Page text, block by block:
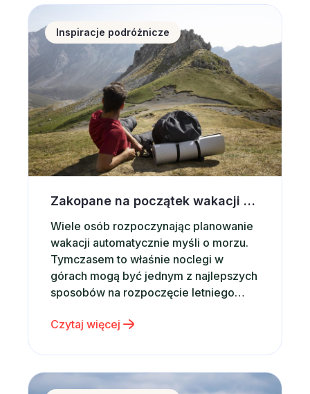
turystów zagranicznych, czyli o
około 9% więcej niż rok wcześniej. Co
więcej, tempo…
Zakopane na początek wakacji – dlaczego warto
Inspiracje podróżnicze
Zakopane na początek wakacji – dlaczego warto wybrać noclegi w górach?
Wiele osób rozpoczynając planowanie
wakacji automatycznie myśli o morzu.
Tymczasem to właśnie noclegi w
górach mogą być jednym z najlepszych
sposobów na rozpoczęcie letniego
krajobrazy, świeże powietrze,
aktywnego wypoczynku sprawiają, że
Zakopane od lat pozostaje jednym z
Czytaj więcej
Nie masz pomysłu na prezent dla dziecka? Postaw